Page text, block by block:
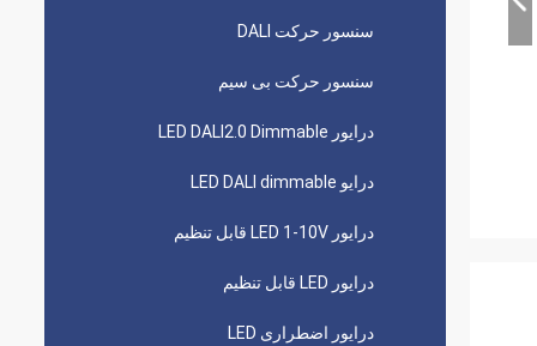
سنسور حرکت DALI
سنسور حرکت بی سیم
درایور LED DALI2.0 Dimmable
درایو LED DALI dimmable
درایور LED 1-10V قابل تنظیم
درایور LED قابل تنظیم
درایور اضطراری LED